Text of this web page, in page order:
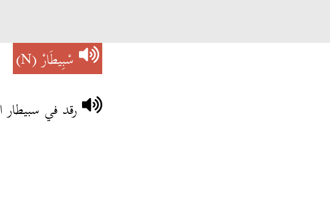
سْبِيطَارْ(N)
رقد في سبيطار